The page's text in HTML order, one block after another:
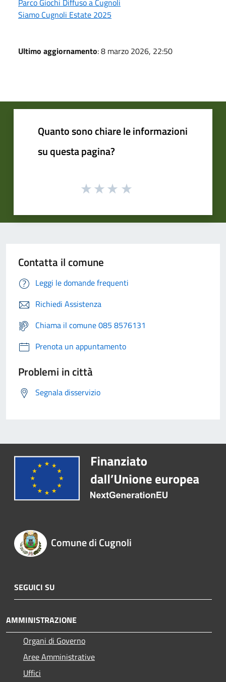
Siamo Cugnoli Estate 2025
Ultimo aggiornamento: 8 marzo 2026, 22:50
Quanto sono chiare le informazioni
su questa pagina?
Contatta il comune
Leggi le domande frequenti
Richiedi Assistenza
Chiama il comune 085 8576131
Prenota un appuntamento
Problemi in città
Segnala disservizio
Comune di Cugnoli
SEGUICI SU
AMMINISTRAZIONE
Organi di Governo
Aree Amministrative
Uffici